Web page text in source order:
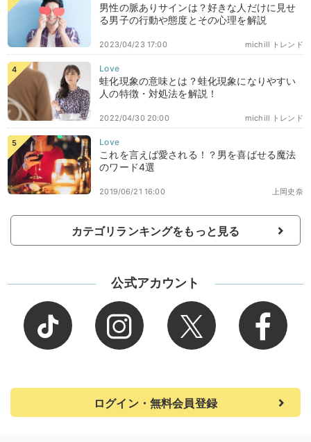
男性の脈ありサインは？好きな人だけに見せ
る男子の行動や態度とその心理を解説
michill トレンド
2023/04/23 17:00
蛙化現象の意味とは？蛙化現象になりやすい
人の特徴・対処法を解説！
michill トレンド
2022/04/30 20:00
これを言えば愛される！？男を喜ばせる魔法
のワード4選
上岡史奈
2019/06/21 16:00
カテゴリランキングをもっと見る
公式アカウント
ログイン・無料会員登録